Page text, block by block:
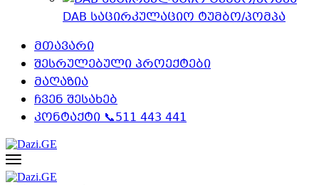
DAB საცირკულაციო ტუმბო/პომპა
მთავარი
შესრულებული პროექტები
მაღაზია
ჩვენ შესახებ
კონტაქტი 📞511 443 441